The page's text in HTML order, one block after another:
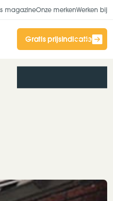
magazineOnze merkenWerken bij
Gratis prijsindicatie